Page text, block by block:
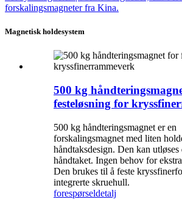
Magnetisk holdesystem
500 kg
festeløsning for
500 kg håndteringsmagnet er en
forskalingsmagnet med liten
håndtaksdesign. Den kan
håndtaket. Ingen behov for
Den brukes til å feste
integrerte skruehull.
forespørseldetalj